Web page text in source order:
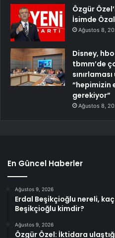
Özgür
İsimde
Ağustos 8,
Disney,
tbmm’de
“hepimizin
gerekiyor”
Ağustos 8,
En Güncel Haberler
Ağustos 9, 2026
Erdal Beşikçioğlu nereli, kaç
Beşikçioğlu kimdir?
Ağustos 9, 2026
Özgür Özel: İktidara